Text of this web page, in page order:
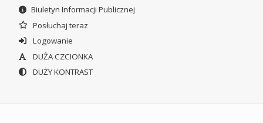
Biuletyn Informacji Publicznej
Posłuchaj teraz
Logowanie
DUŻA CZCIONKA
DUŻY KONTRAST